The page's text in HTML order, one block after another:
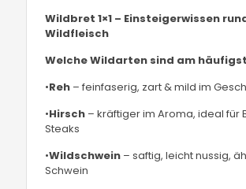
Wildbret 1×1 – Einsteigerwissen
Wildfleisch
Welche Wildarten sind am
•Reh – feinfaserig, zart & mild im
•Hirsch – kräftiger im Aroma, ideal für
Steaks
•Wildschwein – saftig, leicht nussig,
Schwein